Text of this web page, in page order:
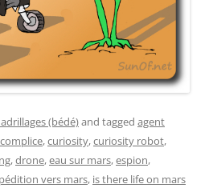
(bédé)and tagged agent
complice,curiosity,curiosity robot,
,drone,eau sur mars,espion,
vers mars, is there life on mars